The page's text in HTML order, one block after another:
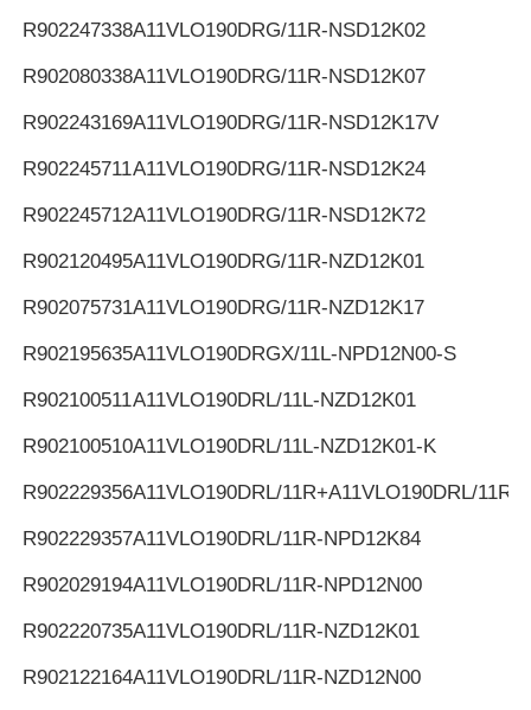
R902247338A11VLO190DRG/11R-NSD12K02
R902080338A11VLO190DRG/11R-NSD12K07
R902243169A11VLO190DRG/11R-NSD12K17V
R902245711A11VLO190DRG/11R-NSD12K24
R902245712A11VLO190DRG/11R-NSD12K72
R902120495A11VLO190DRG/11R-NZD12K01
R902075731A11VLO190DRG/11R-NZD12K17
R902195635A11VLO190DRGX/11L-NPD12N00-S
R902100511A11VLO190DRL/11L-NZD12K01
R902100510A11VLO190DRL/11L-NZD12K01-K
R902229356A11VLO190DRL/11R+A11VLO190DRL/11R
R902229357A11VLO190DRL/11R-NPD12K84
R902029194A11VLO190DRL/11R-NPD12N00
R902220735A11VLO190DRL/11R-NZD12K01
R902122164A11VLO190DRL/11R-NZD12N00